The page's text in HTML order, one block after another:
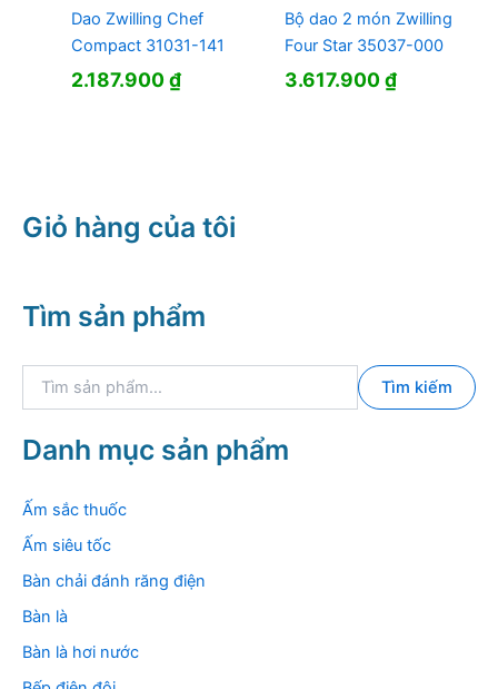
Dao Zwilling Chef
Compact 31031-141
2.187.900₫
Bộ dao 2 món Zwilling
Four Star 35037-000
3.617.900₫
Giỏ hàng của tôi
Tìm sản phẩm
k
i
m
Tìm kiếm
Danh mục sản phẩm
Ấm sắc thuốc
Ấm siêu tốc
Bàn chải đánh răng điện
Bàn là
Bàn là hơi nước